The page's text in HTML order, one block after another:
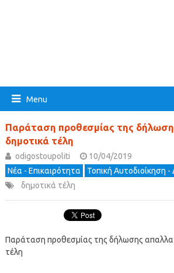
Menu
Παράταση προθεσμίας της
δημοτικά τέλη
odigostoupoliti
10/04/2019
Νέα - Επικαιρότητα
Τοπική Αυτοδιοίκηση -
δημοτικά τέλη
Παράταση προθεσμίας της δήλωσης
τέλη